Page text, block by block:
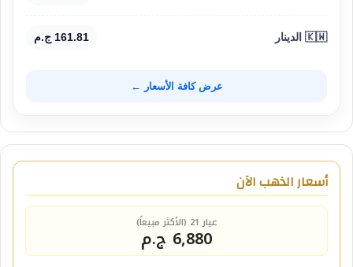
🇰🇼 الدينار 161.81 ج.م
عرض كافة الأسعار ←
أسعار الذهب الآن
عيار 21 (الأكثر مبيعاً)
6,880 ج.م